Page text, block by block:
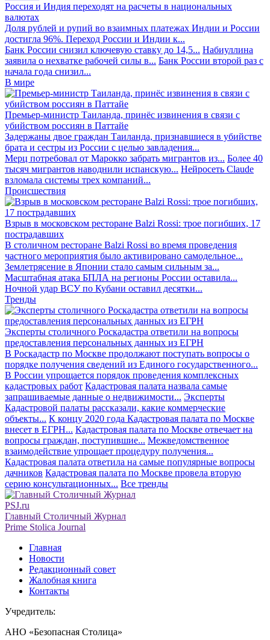
Россия и Индия переходят на расчеты в национальных
валютах
Доля рублей и рупий во взаимных платежах Индии и России
достигла 96%. Переход России и Индии к...
Банк России снизил ключевую ставку до 14,5... Набиуллина
заявила о нехватке рабочей силы в... Банк России второй раз с
начала года снизил...
В мире
Премьер-министр Таиланда, принёс извинения в связи с
убийством россиян в Паттайе
Задержаны двое граждан Таиланда, признавшиеся в убийстве
брата и сестры из России с целью завладения...
Мерц потребовал от Марокко забрать мигрантов из... Более 40
тысяч мигрантов наводнили испанскую... Нейросеть Claude
взломала системы трех компаний...
Происшествия
Взрыв в московском ресторане Balzi Rossi: трое погибших, 17
пострадавших
В столичном ресторане Balzi Rossi во время проведения
частного мероприятия было активировано самодельное...
Землетрясение в Японии стало самым сильным за...
Масштабная атака БПЛА на регионы России оставила...
Ночной удар ВСУ по Кубани оставил десятки...
Тренды
Эксперты столичного Роскадастра ответили на вопросы
предоставления персональных данных из ЕГРН
В Роскадастр по Москве продолжают поступать вопросы о
порядке получения сведений из Единого государственного...
В России упрощается порядок проведения комплексных
кадастровых работ Кадастровая палата назвала самые
запрашиваемые данные о недвижимости... Эксперты
Кадастровой палаты рассказали, какие коммерческие
объекты... К концу 2020 года Кадастровая палата по Москве
внесет в ЕГРН... Кадастровая палата по Москве отвечает на
вопросы граждан, поступившие... Межведомственное
взаимодействие упрощает процедуру получения...
Кадастровая палата ответила на самые популярные вопросы
дачников Кадастровая палата по Москве провела вторую
серию консультационных... Все тренды
PSJ.ru
Главный Столичный Журнал
Prime Stolica Journal
Главная
Новости
Редакционный совет
Жалобная книга
Контакты
Учредитель:
АНО «Безопасная Столица»